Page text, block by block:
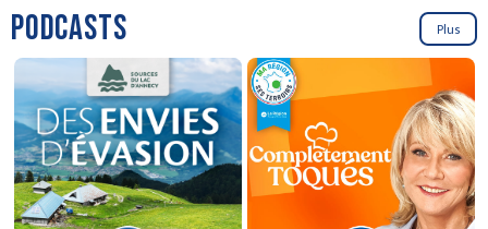
PODCASTS Plus